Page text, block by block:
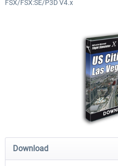
Airports of Mexico City & Central
FSX/FSX:SE/P3D V4.x
Download